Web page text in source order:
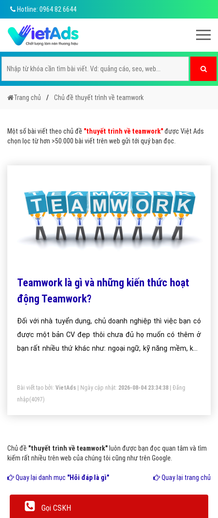
Hotline: 0964 82 6644
Trang chủ Chủ đề thuyết trình về teamwork
Một số bài viết theo chủ đề "thuyết trình về teamwork"được Việt Ads
chọn lọc từ hơn >50.000 bài viết trên web gửi tới quý bạn đọc.
Teamwork là gì và những kiến thức hoạt
động Teamwork?
Đối với nhà tuyển dụng, chủ doanh nghiệp thì việc bạn có
được một bản CV đẹp thôi chưa đủ họ muốn có thêm ở
bạn rất nhiều thứ khác như: ngoại ngữ, kỹ năng mềm, khả
mà bạn có hiện tại có khá nhiều bạn sinh viên chưa biết
Làm việc nhóm là gì dẫn tới mất điểm trong mắt nhà tuyển
dụng nhất là nhà tuyển dụng nước ngoài.
Bài viết tạo bởi: VietAds | Ngày cập nhật: 2026-08-04 23:34:38
Đăng
nhập(4097)
Chủ đề "thuyết trình về teamwork" luôn được bạn đọc quan tâm và tìm
kiếm rất nhiều trên web của chúng tôi cũng như trên Google.
Quay lại danh mục "Hỏi đáp là gì" Quay lại trang chủ
Gọi CSKH